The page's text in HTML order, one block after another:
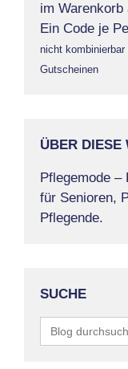
im Warenkorb
Ein Code je
nicht
Gutscheinen
ÜBER DIESE
Pflegemode
für Senioren,
Pflegende.
SUCHE
for: